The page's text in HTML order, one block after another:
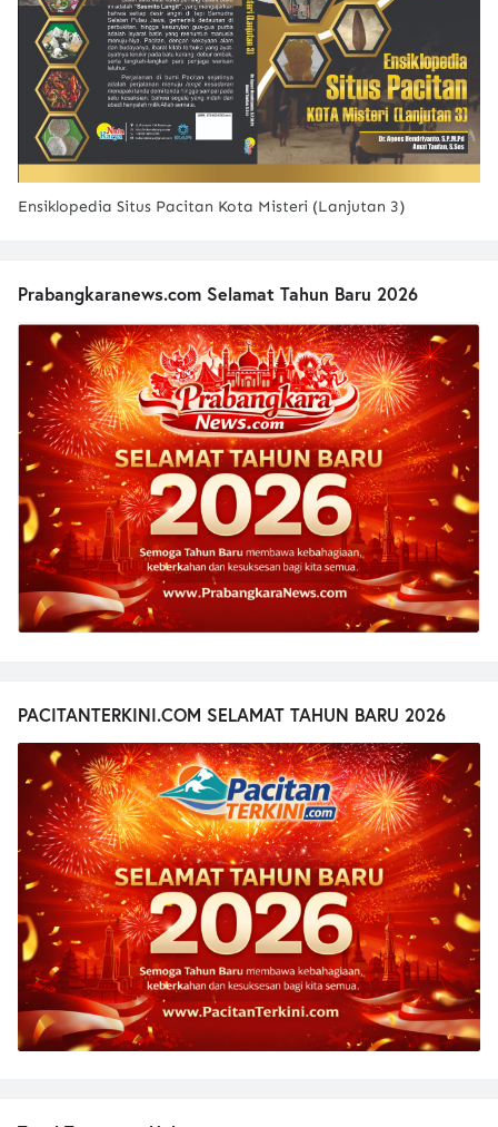
Ensiklopedia Situs Pacitan Kota Misteri (Lanjutan 3)
Prabangkaranews.com Selamat Tahun Baru 2026
PACITANTERKINI.COM SELAMAT TAHUN BARU 2026